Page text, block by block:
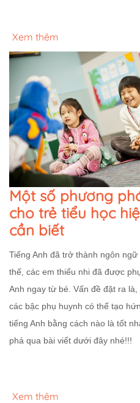
Xem thêm
Một số phương
cho trẻ tiểu học
cần biết
Tiếng Anh đã trở thành ngôn
thế, các em thiếu nhi đã được
Anh ngay từ bé. Vấn đề đặt ra
các bậc phụ huynh có thể tạo
tiếng Anh bằng cách nào là tốt
phá qua bài viết dưới đây nhé!!!
Xem thêm